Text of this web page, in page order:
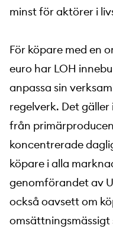
minst för aktörer i
För köpare med en
euro har LOH
anpassa sin
regelverk. Det
från
koncentrerade
köpare i alla
genomförandet av
också oavsett om